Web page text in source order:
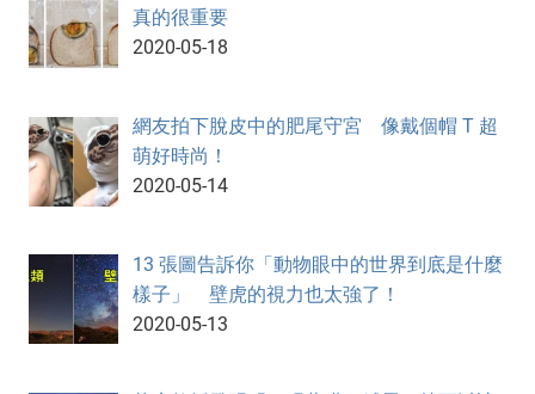
真的很重要
2020-05-18
網友拍下脫皮中的肥尾守宮 像戴個帽 T 超
萌好時尚！
2020-05-14
13 張圖告訴你「動物眼中的世界到底是什麼
樣子」 壁虎的視力也太強了！
2020-05-13